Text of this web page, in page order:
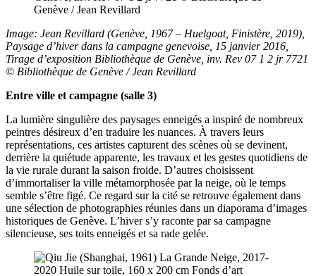
Image: Jean Revillard (Genève, 1967 – Huelgoat, Finistère, 2019),
Paysage d’hiver dans la campagne genevoise, 15 janvier 2016,
Tirage d’exposition Bibliothèque de Genève, inv. Rev 07 1 2 jr 7721
© Bibliothèque de Genève / Jean Revillard
Entre ville et campagne (salle 3)
La lumière singulière des paysages enneigés a inspiré de nombreux
peintres désireux d’en traduire les nuances. À travers leurs
représentations, ces artistes capturent des scènes où se devinent,
derrière la quiétude apparente, les travaux et les gestes quotidiens de
la vie rurale durant la saison froide. D’autres choisissent
d’immortaliser la ville métamorphosée par la neige, où le temps
semble s’être figé. Ce regard sur la cité se retrouve également dans
une sélection de photographies réunies dans un diaporama d’images
historiques de Genève. L’hiver s’y raconte par sa campagne
silencieuse, ses toits enneigés et sa rade gelée.